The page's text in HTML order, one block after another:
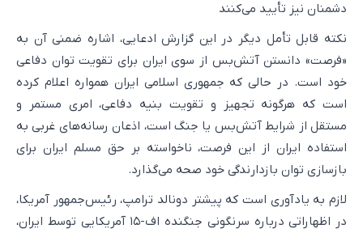
دشمنان نیز تأیید می‌کنند
نکته قابل تأمل دیگر در این گزارش ادعایی، اشاره ضمنی آن به
«فرصت» دانستن آتش‌بس از سوی ایران برای تقویت توان دفاعی
خود است. در حالی که جمهوری اسلامی ایران همواره اعلام کرده
است که هرگونه تجهیز و تقویت بنیه دفاعی، امری مستمر و
مستقل از شرایط آتش‌بس یا جنگ است، اذعان رسانه‌های غربی به
استفاده ایران از این فرصت، ناخواسته بر حق مسلم ایران برای
بازسازی توان بازدارندگی خود صحه می‌گذارد.
لازم به یادآوری است که پیشتر دونالد ترامپ، رئیس‌جمهور آمریکا،
در اظهاراتی درباره سرنگونی جنگنده اف-۱۵ آمریکایی توسط ایران،